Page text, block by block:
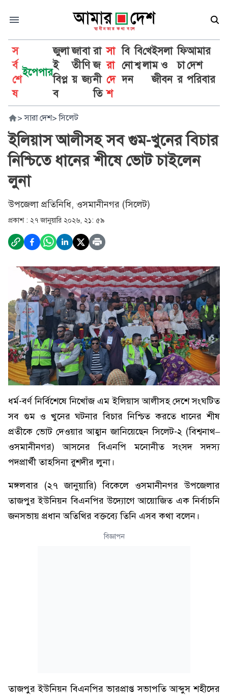
স
র্ব
শে
ষ
ইপেপার
জুলা
ই
বিপ্ল
ব
জা
তী
য়
বা
ণি
জ্য
রা
জ
নী
তি
সা
রা
দে
শ
বি
নো
দন
বি
শ্ব
খে
লা
ইসলা
ম ও
জীবন
ফি
চা
র
আমার
দেশ
পরিবার
> সারা দেশ> সিলেট
ইলিয়াস আলীসহ সব গুম-খুনের বিচার
নিশ্চিতে ধানের শীষে ভোট চাইলেন
লুনা
উপজেলা প্রতিনিধি, ওসমানীনগর (সিলেট)
প্রকাশ : ২৭ জানুয়ারি ২০২৬, ২১: ৫৯
ধর্ম-বর্ণ নির্বিশেষে নিখোঁজ এম ইলিয়াস আলীসহ দেশে সংঘটিত
সব গুম ও খুনের ঘটনার বিচার নিশ্চিত করতে ধানের শীষ
প্রতীকে ভোট দেওয়ার আহ্বান জানিয়েছেন সিলেট-২ (বিশ্বনাথ–
ওসমানীনগর) আসনের বিএনপি মনোনীত সংসদ সদস্য
পদপ্রার্থী তাহসিনা রুশদীর লুনা।
মঙ্গলবার (২৭ জানুয়ারি) বিকেলে ওসমানীনগর উপজেলার
তাজপুর ইউনিয়ন বিএনপির উদ্যোগে আয়োজিত এক নির্বাচনি
জনসভায় প্রধান অতিথির বক্তব্যে তিনি এসব কথা বলেন।
বিজ্ঞাপন
তাজপুর ইউনিয়ন বিএনপির ভারপ্রাপ্ত সভাপতি আব্দুস শহীদের